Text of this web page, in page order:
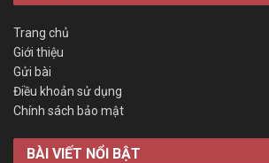
Trang chủ
Giới thiệu
Gửi bài
Điều khoản sử dụng
Chính sách bảo mật
BÀI VIẾT NỔI BẬT